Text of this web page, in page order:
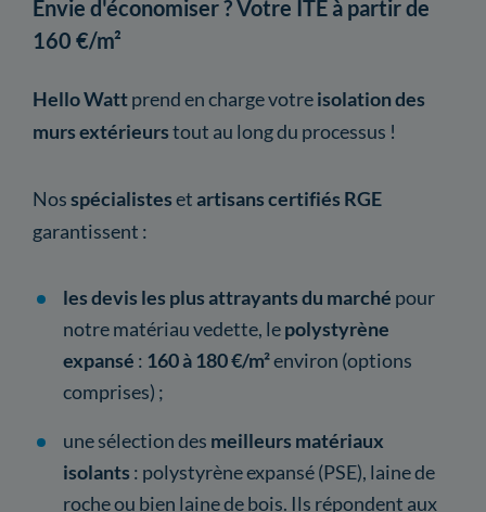
Envie d'économiser ? Votre ITE à partir de
160 €/m²
Hello Wattprend en charge votreisolation des
murs extérieurstout au long du processus !
Nosspécialistesetartisans certifiés RGE
garantissent :
les devis les plus attrayants du marché pour
notre matériau vedette, lepolystyrène
expansé : 160 à 180 €/m²environ (options
comprises) ;
une sélection des meilleurs matériaux
isolants : polystyrène expansé (PSE), laine de
roche ou bien laine de bois. Ils répondent aux